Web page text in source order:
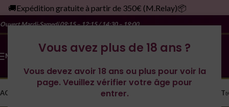
Vous avez plus de 18 ans ?
Vous devez avoir 18 ans ou plus pour voir la
page. Veuillez vérifier votre âge pour
entrer.
🚚Expédition gratuite à partir de 350€ (M.Relay)📦
Ouvert Mardi-Samedi09:15 – 12:15 / 14:30 – 19:00
MENU
ACCUEIL LES DOMAINESYONNE CONTACT